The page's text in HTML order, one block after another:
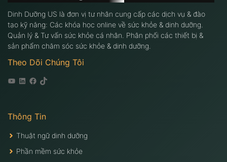
Dinh Dưỡng US là đơn vị tư nhân cung cấp các dịch vụ & đào
tạo kỹ năng: Các khóa học online về sức khỏe & dinh dưỡng.
Quản lý & Tư vấn sức khỏe cá nhân. Phân phối các thiết bị &
sản phẩm chăm sóc sức khỏe & dinh dưỡng.
Theo Dõi Chúng Tôi
Youtube
Linkedin
Facebook
Tiktok
Thông Tin
Thuật ngữ dinh dưỡng
Phần mềm sức khỏe